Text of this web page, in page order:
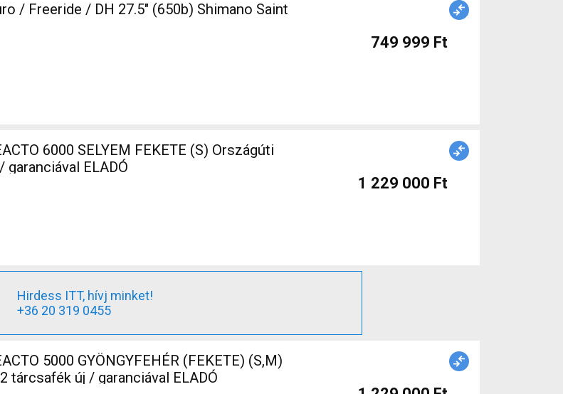
/ Freeride / DH 27.5" (650b) Shimano Saint
749 999 Ft
ELADÓ
1 229 000 Ft
Hirdess ITT, hívj minket!
+36 20 319 0455
5000 GYÖNGYFEHÉR (FEKETE) (S,M)
tárcsafék új / garanciával ELADÓ